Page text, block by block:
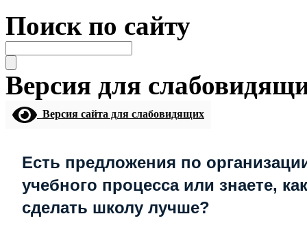
Поиск по сайту
Версия для
Версия сайта для слабовидящих
Есть предложения по
учебного процесса или знаете, как
сделать школу лучше?